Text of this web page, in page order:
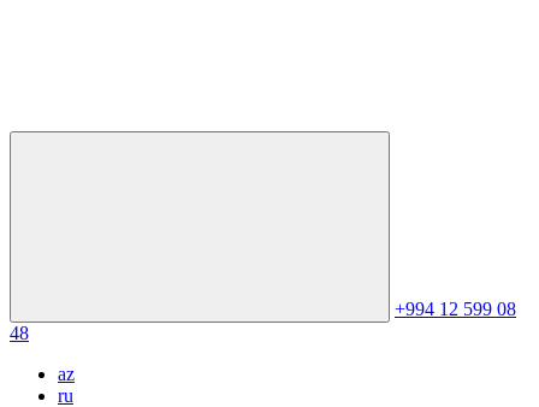
+994 12 599 08
48
az
ru